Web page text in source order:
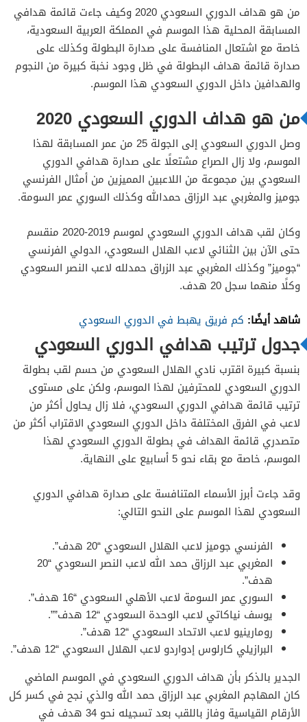
من هو هداف الدوري السعودي 2020 وكيف جاءت قائمة هدافي
المسابقة المحلية هذا الموسم في المملكة العربية السعودية،
خاصة مع اشتعال المنافسة على صدارة البطولة وكذلك على
صدارة قائمة هداف البطولة في ظل وجود نخبة كبيرة من النجوم
والهدافين داخل الدوري السعودي هذا الموسم.
من هو هداف الدوري السعودي 2020
وصل الدوري السعودي إلى الجولة 25 من عمر المسابقة لهذا
الموسم، ولا زال الصراع مشتعلًا على صدارة هدافي الدوري
السعودي بين مجموعة من اللاعبين المميزين من أمثال الفرنسي
جوميز والمغربي عبد الرزاق حمدالله وكذلك السوري عمر السومة.
وكان لقب هداف الدوري السعودي لموسم 2019-2020 منقسم
حتى الآن بين الثنائي لاعب الهلال السعودي، الدولي الفرنسي
“جوميز” وكذلك المغربي عبد الزراق حمدلله لاعب النصر السعودي
وكلًا منهما سجل 20 هدف.
شاهد أيضًا: كم فريق يهبط في الدوري السعودي
جدول ترتيب هدافي الدوري السعودي
بنسبة كبيرة اقترب نادي الهلال السعودي من حسم لقب بطولة
الدوري السعودي للمحترفين لهذا الموسم، ولكن على مستوى
ترتيب قائمة هدافي الدوري السعودي، فلا زال يحاول أكثر من
لاعب في الفرق المختلفة داخل الدوري السعودي الاقتراب أكثر من
متصدري قائمة الهداف في بطولة الدوري السعودي لهذا
الموسم، خاصة مع بقاء نحو 5 أسابيع على النهاية.
وقد جاءت أبرز الأسماء المتنافسة على صدارة هدافي الدوري
السعودي لهذا الموسم على النحو التالي:
الفرنسي جوميز لاعب الهلال السعودي “20 هدف”.
المغربي عبد الرزاق حمد الله لاعب النصر السعودي “20
هدف”.
السوري عمر السومة لاعب الأهلي السعودي “16 هدف”.
يوسف نياكاتي لاعب الوحدة السعودي “12 هدف””.
رومارينيو لاعب الاتحاد السعودي “12 هدف”.
البرازيلي كارلوس إدواردو لاعب الهلال السعودي “12 هدف”.
الجدير بالذكر بأن هداف الدوري السعودي في الموسم الماضي
كان المهاجم المغربي عبد الرزاق حمد الله والذي نجح في كسر كل
الأرقام القياسية وفاز باللقب بعد تسجيله نحو 34 هدف في